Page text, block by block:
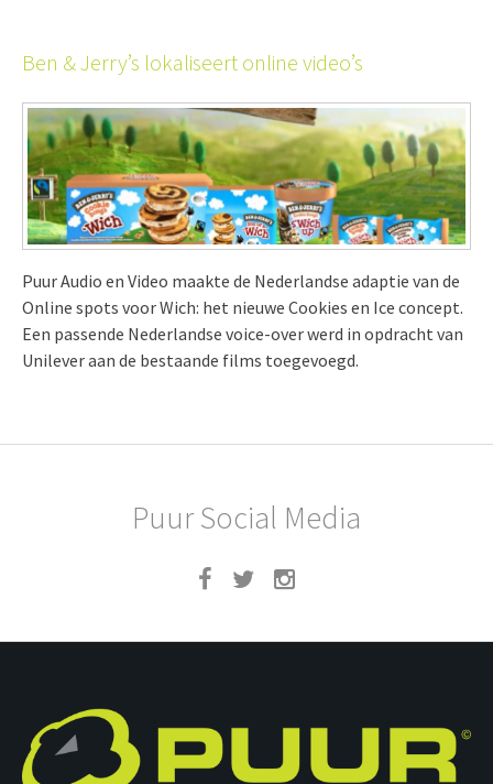
Ben & Jerry’s lokaliseert online video’s
Puur Audio en Video maakte de Nederlandse adaptie van de
Online spots voor Wich: het nieuwe Cookies en Ice concept.
Een passende Nederlandse voice-over werd in opdracht van
Unilever aan de bestaande films toegevoegd.
Puur Social Media